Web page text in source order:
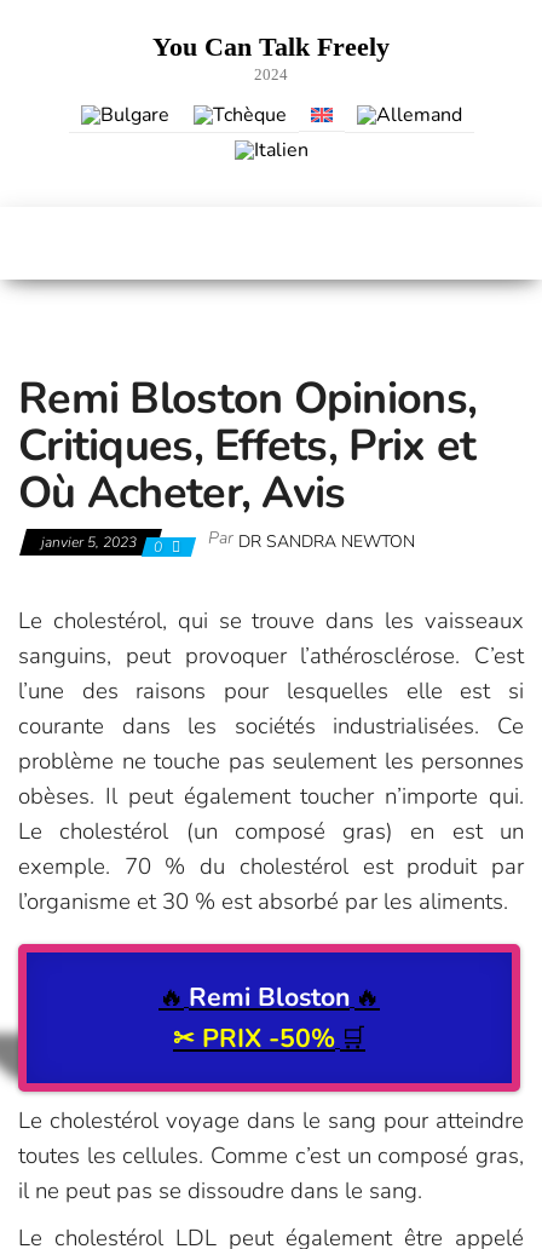
You Can Talk Freely
2024
Remi Bloston Opinions,
Critiques, Effets, Prix et
Où Acheter, Avis
janvier 5, 2023 0 Par DR SANDRA NEWTON
Le cholestérol, qui se trouve dans les vaisseaux
sanguins, peut provoquer l’athérosclérose. C’est
l’une des raisons pour lesquelles elle est si
courante dans les sociétés industrialisées. Ce
problème ne touche pas seulement les personnes
obèses. Il peut également toucher n’importe qui.
Le cholestérol (un composé gras) en est un
exemple. 70 % du cholestérol est produit par
l’organisme et 30 % est absorbé par les aliments.
🔥 Remi Bloston 🔥
✂ PRIX -50% 🛒
Le cholestérol voyage dans le sang pour atteindre
toutes les cellules. Comme c’est un composé gras,
il ne peut pas se dissoudre dans le sang.
Le cholestérol LDL peut également être appelé